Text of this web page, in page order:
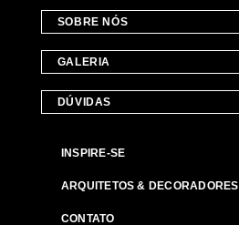
SOBRE NÓS
GALERIA
DÚVIDAS
INSPIRE-SE
ARQUITETOS & DECORADORES
CONTATO